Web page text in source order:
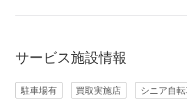
サービス施設情報
駐車場有 買取実施店 シニア自